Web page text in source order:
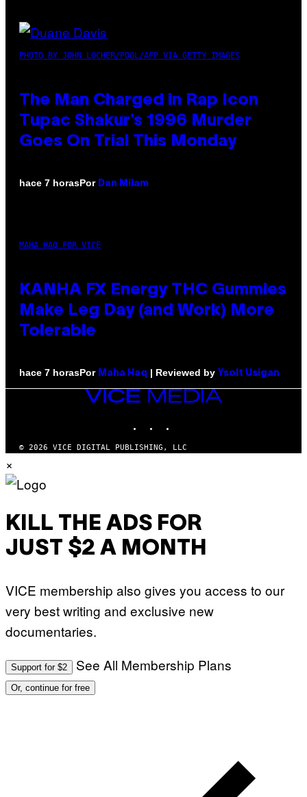
PHOTO BY JOHN LOCHER/POOL/AFP VIA GETTY IMAGES
The Man Charged in Rap Icon
Tupac Shakur’s 1996 Murder
Goes On Trial This Monday
hace 7 horasPor Dan Milam
MAHA HAQ FOR VICE
KANHA FX Energy THC Gummies
Make Leg Day (and Work) More
Tolerable
hace 7 horasPor Maha Haq | Reviewed by Ysolt Usigan
VICE
MEDIA
© 2026 VICE DIGITAL PUBLISHING, LLC
×
KILL THE ADS FOR
JUST $2 A MONTH
VICE membership also gives you access to our
very best writing and exclusive new
documentaries.
Support for $2 See All Membership Plans
Or, continue for free